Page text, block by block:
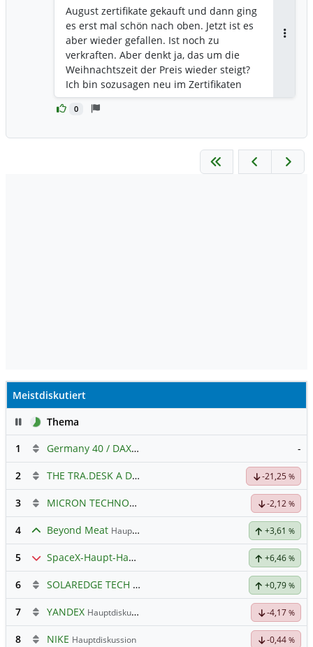
0
August zertifikate gekauft und dann ging
es erst mal schön nach oben. Jetzt ist es
aber wieder gefallen. Ist noch zu
verkraften. Aber denkt ja, das um die
Weihnachtszeit der Preis wieder steigt?
Ich bin sozusagen neu im Zertifikaten
Handel. Mache sonst eigentlich nur
Aktien.
Meistdiskutiert
PauseThema
1
Germany 40 / DAX Prognose -
2 THE TRA.DESK A DL-,000001 -21,25 %
3 MICRON TECHNOLOGY -2,12 %
4 Beyond Meat Hauptdiskussion +3,61 %
5 SpaceX-Haupt-Hauptforum +6,46 %
6 SOLAREDGE TECH Hauptdiskussion +0,79 %
7 YANDEX Hauptdiskussion -4,17 %
8 NIKE Hauptdiskussion -0,44 %